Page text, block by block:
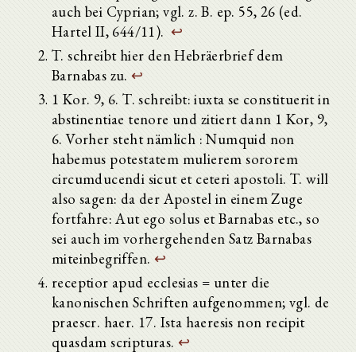
auch bei Cyprian; vgl. z. B. ep. 55, 26 (ed.
Hartel II, 644/11). ↩
T. schreibt hier den Hebräerbrief dem
Barnabas zu.↩
1 Kor. 9, 6. T. schreibt: iuxta se constituerit in
abstinentiae tenore und zitiert dann 1 Kor, 9,
6. Vorher steht nämlich : Numquid non
habemus potestatem mulierem sororem
circumducendi sicut et ceteri apostoli. T. will
also sagen: da der Apostel in einem Zuge
fortfahre: Aut ego solus et Barnabas etc., so
sei auch im vorhergehenden Satz Barnabas
miteinbegriffen. ↩
receptior apud ecclesias = unter die
kanonischen Schriften aufgenommen; vgl. de
praescr. haer. 17. Ista haeresis non recipit
quasdam scripturas. ↩